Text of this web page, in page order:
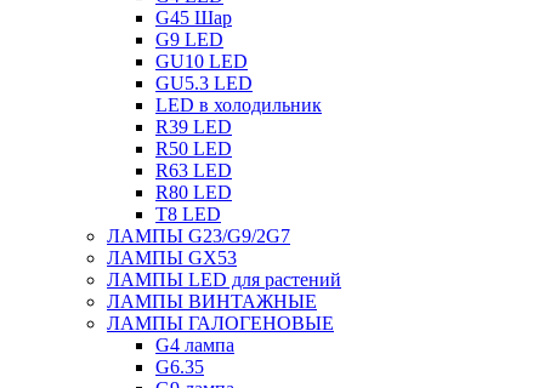
G45 Шар
G9 LED
GU10 LED
GU5.3 LED
LED в холодильник
R39 LED
R50 LED
R63 LED
R80 LED
T8 LED
ЛАМПЫ G23/G9/2G7
ЛАМПЫ GX53
ЛАМПЫ LED для растений
ЛАМПЫ ВИНТАЖНЫЕ
ЛАМПЫ ГАЛОГЕНОВЫЕ
G4 лампа
G6.35